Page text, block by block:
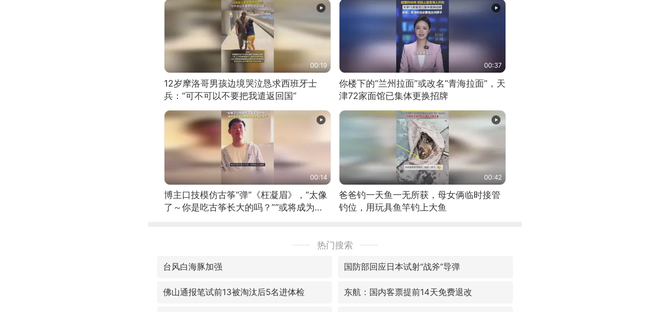
00:19
12岁摩洛哥男孩边境哭泣恳求西班牙士
兵：“可不可以不要把我遣返回国”
00:37
你楼下的“兰州拉面”或改名“青海拉面”，天
津72家面馆已集体更换招牌
00:14
博主口技模仿古筝“弹”《枉凝眉》，“太像
了～你是吃古筝长大的吗？”“或将成为首
00:42
爸爸钓一天鱼一无所获，母女俩临时接管
钓位，用玩具鱼竿钓上大鱼
热门搜索
台风白海豚加强 国防部回应日本试射“战斧”导弹
佛山通报笔试前13被淘汰后5名进体检 东航：国内客票提前14天免费退改